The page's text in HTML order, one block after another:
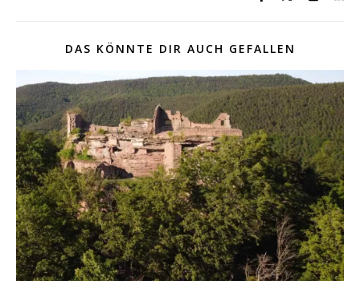
DAS KÖNNTE DIR AUCH GEFALLEN